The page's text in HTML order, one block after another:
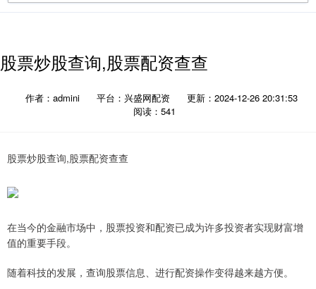
股票炒股查询,股票配资查查
作者：admini 平台：兴盛网配资
更新：2024-12-26 20:31:53
阅读：541
股票炒股查询,股票配资查查
在当今的金融市场中，股票投资和配资已成为许多投资者实现财富增
值的重要手段。
随着科技的发展，查询股票信息、进行配资操作变得越来越方便。